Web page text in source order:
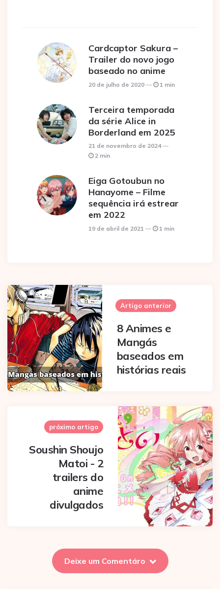
Cardcaptor Sakura –
Trailer do novo jogo
baseado no anime
20 de julho de 2020 1 min
Terceira temporada
da série Alice in
Borderland em 2025
21 de novembro de 2024
2 min
Eiga Gotoubun no
Hanayome – Filme
sequência irá estrear
em 2022
19 de abril de 2021 1 min
Post
navigation
Artigo anterior
8 Animes e
Mangás
baseados em
histórias reais
próximo artigo
Soushin Shoujo
Matoi - 2
trailers do
anime
divulgados
Deixe um Comentáro